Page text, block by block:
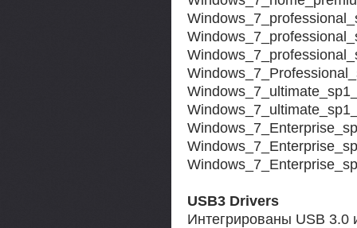
USB3 Drivers
Интегрированы USB 3.0